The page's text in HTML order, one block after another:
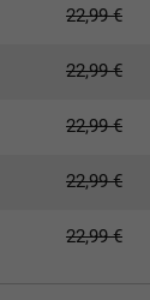
22,99€
22,99€
22,99€
22,99€
22,99€